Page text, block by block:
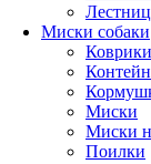
Миски собаки
Миски
Миски
Поилки